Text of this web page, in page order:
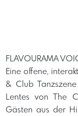
FLAVOURAMA
​Eine offene,
& Club
Lentes von The
Gästen aus der